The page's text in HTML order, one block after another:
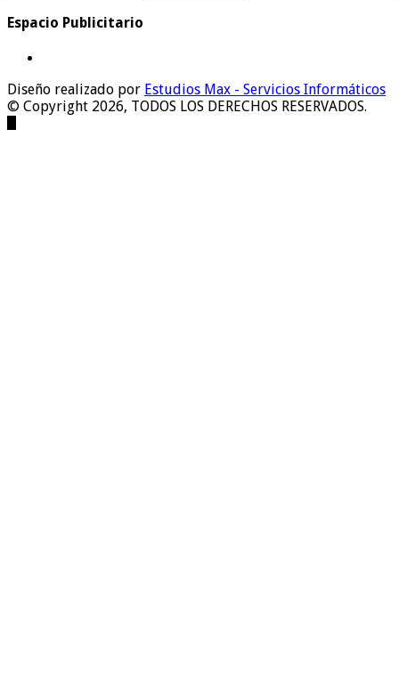
Espacio Publicitario
Diseño realizado por Estudios Max - Servicios Informáticos
© Copyright 2026, TODOS LOS DERECHOS RESERVADOS.